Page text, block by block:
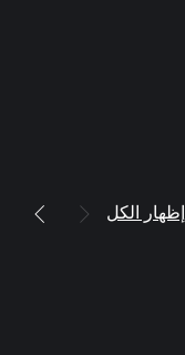
إظهار الكل